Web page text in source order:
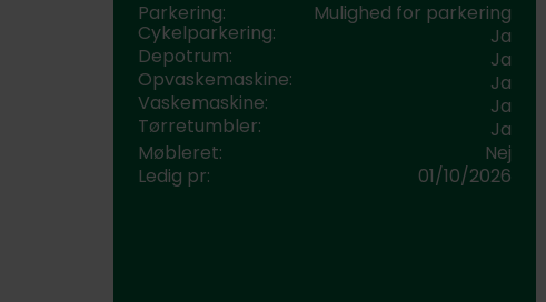
Parkering:
Mulighed for parkering
Cykelparkering: Ja
Depotrum: Ja
Opvaskemaskine: Ja
Vaskemaskine: Ja
Tørretumbler:
Ja
Møbleret:
Nej
Ledig pr:
01/10/2026